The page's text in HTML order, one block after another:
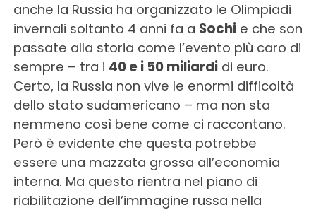
anche la Russia ha organizzato le Olimpiadi
invernali soltanto 4 anni fa a Sochie che son
passate alla storia come l’evento più caro di
sempre – tra i 40 e i 50 miliardidi euro.
Certo, la Russia non vive le enormi difficoltà
dello stato sudamericano – ma non sta
nemmeno così bene come ci raccontano.
Però è evidente che questa potrebbe
essere una mazzata grossa all’economia
interna. Ma questo rientra nel piano di
riabilitazione dell’immagine russa nella